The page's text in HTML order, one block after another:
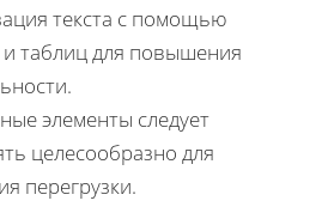
текста с помощью
и таблиц для повышения
элементы следует
целесообразно для
перегрузки.